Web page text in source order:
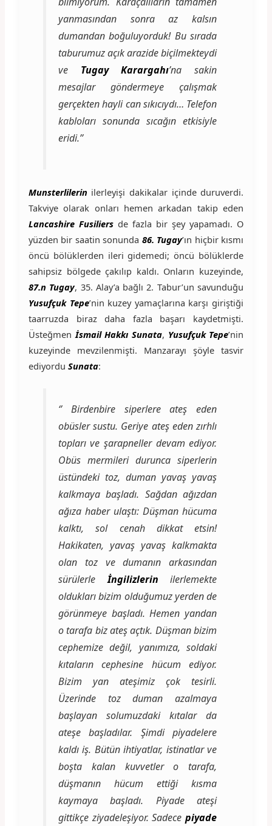
yanmasından sonra az kalsın
dumandan boğuluyorduk! Bu sırada
taburumuz açık arazide biçilmekteydi
ve Tugay Karargahı’na sakin
mesajlar göndermeye çalışmak
gerçekten hayli can sıkıcıydı… Telefon
kabloları sonunda sıcağın etkisiyle
eridi.’’
Munsterlilerin ilerleyişi dakikalar içinde duruverdi.
Takviye olarak onları hemen arkadan takip eden
Lancashire Fusiliersde fazla bir şey yapamadı. O
yüzden bir saatin sonunda 86. Tugay’ın hiçbir kısmı
öncü bölüklerden ileri gidemedi; öncü bölüklerde
sahipsiz bölgede çakılıp kaldı. Onların kuzeyinde,
87.n Tugay, 35. Alay’a bağlı 2. Tabur’un savunduğu
Yusufçuk Tepe’nin kuzey yamaçlarına karşı giriştiği
taarruzda biraz daha fazla başarı kaydetmişti.
Üsteğmen İsmail Hakkı Sunata, Yusufçuk Tepe’nin
kuzeyinde mevzilenmişti. Manzarayı şöyle tasvir
ediyordu Sunata:
‘’ Birdenbire siperlere ateş eden
obüsler sustu. Geriye ateş eden zırhlı
topları ve şarapneller devam ediyor.
Obüs mermileri durunca siperlerin
üstündeki toz, duman yavaş yavaş
kalkmaya başladı. Sağdan ağızdan
ağıza haber ulaştı: Düşman hücuma
kalktı, sol cenah dikkat etsin!
Hakikaten, yavaş yavaş kalkmakta
olan toz ve dumanın arkasından
sürülerleİngilizlerin
ilerlemekte
oldukları bizim olduğumuz yerden de
görünmeye başladı. Hemen yandan
o tarafa biz ateş açtık. Düşman bizim
cephemize değil, yanımıza, soldaki
kıtaların cephesine hücum ediyor.
Bizim yan ateşimiz çok tesirli.
Üzerinde toz duman azalmaya
başlayan solumuzdaki kıtalar da
ateşe başladılar. Şimdi piyadelere
kaldı iş. Bütün ihtiyatlar, istinatlar ve
boşta kalan kuvvetler o tarafa,
düşmanın hücum ettiği kısma
kaymaya başladı. Piyade ateşi
gittikçe ziyadeleşiyor. Sadecepiyade